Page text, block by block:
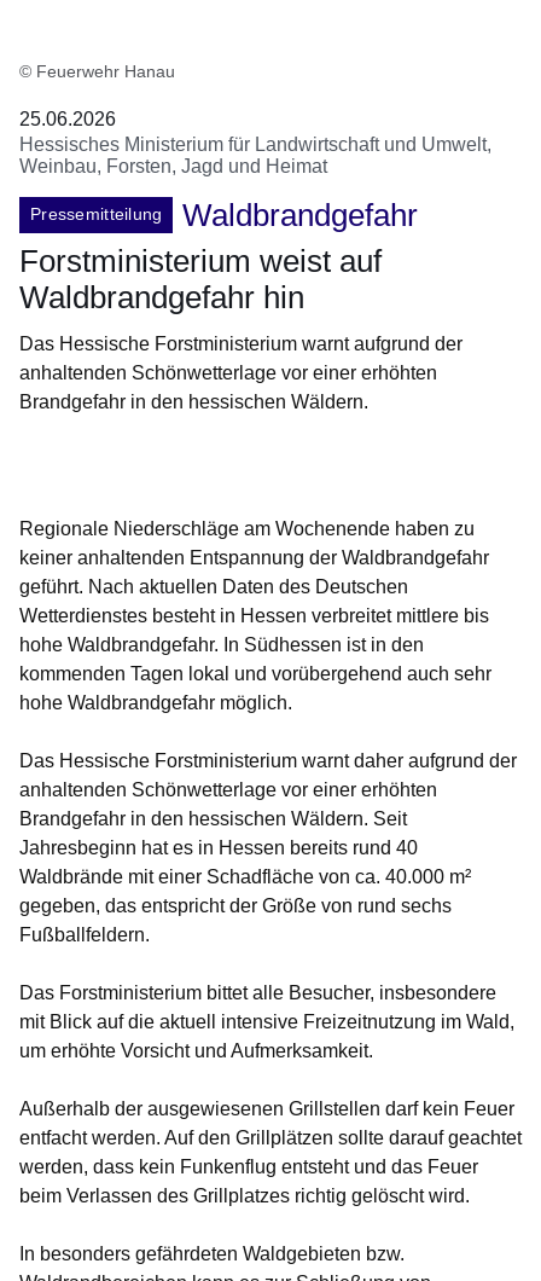
© Feuerwehr Hanau
25.06.2026
Hessisches Ministerium für Landwirtschaft und Umwelt,
Weinbau, Forsten, Jagd und Heimat
Pressemitteilung
Waldbrandgefahr
Forstministerium weist auf
Waldbrandgefahr hin
Das Hessische Forstministerium warnt aufgrund der
anhaltenden Schönwetterlage vor einer erhöhten
Brandgefahr in den hessischen Wäldern.
Regionale Niederschläge am Wochenende haben zu
keiner anhaltenden Entspannung der Waldbrandgefahr
geführt. Nach aktuellen Daten des Deutschen
Wetterdienstes besteht in Hessen verbreitet mittlere bis
hohe Waldbrandgefahr. In Südhessen ist in den
kommenden Tagen lokal und vorübergehend auch sehr
hohe Waldbrandgefahr möglich.
Das Hessische Forstministerium warnt daher aufgrund der
anhaltenden Schönwetterlage vor einer erhöhten
Brandgefahr in den hessischen Wäldern. Seit
Jahresbeginn hat es in Hessen bereits rund 40
Waldbrände mit einer Schadfläche von ca. 40.000 m²
gegeben, das entspricht der Größe von rund sechs
Fußballfeldern.
Das Forstministerium bittet alle Besucher, insbesondere
mit Blick auf die aktuell intensive Freizeitnutzung im Wald,
um erhöhte Vorsicht und Aufmerksamkeit.
Außerhalb der ausgewiesenen Grillstellen darf kein Feuer
entfacht werden. Auf den Grillplätzen sollte darauf geachtet
werden, dass kein Funkenflug entsteht und das Feuer
beim Verlassen des Grillplatzes richtig gelöscht wird.
In besonders gefährdeten Waldgebieten bzw.